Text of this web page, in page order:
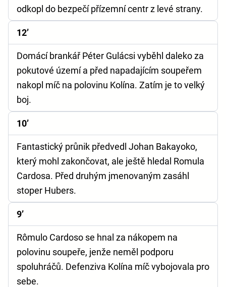
odkopl do bezpečí přízemní centr z levé strany.
12’
Domácí brankář Péter Gulácsi vyběhl daleko za
pokutové území a před napadajícím soupeřem
nakopl míč na polovinu Kolína. Zatím je to velký
boj.
10’
Fantastický průnik předvedl Johan Bakayoko,
který mohl zakončovat, ale ještě hledal Romula
Cardosa. Před druhým jmenovaným zasáhl
stoper Hubers.
9’
Rômulo Cardoso se hnal za nákopem na
polovinu soupeře, jenže neměl podporu
spoluhráčů. Defenziva Kolína míč vybojovala pro
sebe.